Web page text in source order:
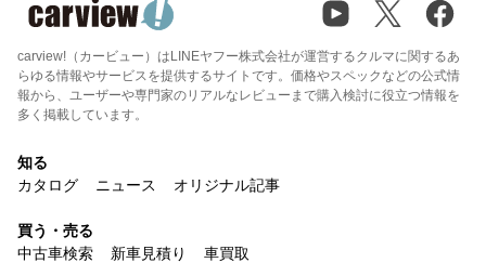
carview!（カービュー）はLINEヤフー株式会社が運営するクルマに関するあ
らゆる情報やサービスを提供するサイトです。価格やスペックなどの公式情
報から、ユーザーや専門家のリアルなレビューまで購入検討に役立つ情報を
多く掲載しています。
知る
カタログ
ニュース オリジナル記事
買う・売る
中古車検索
新車見積り 車買取